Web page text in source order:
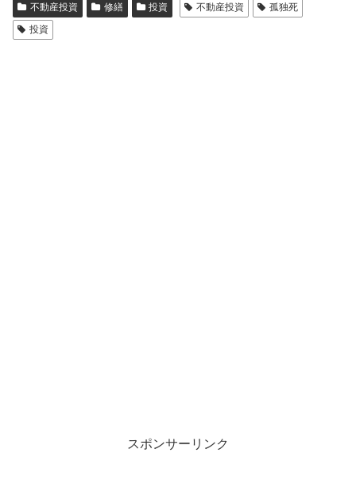
不動産投資 修繕 投資 不動産投資
孤独死
投資
スポンサーリンク